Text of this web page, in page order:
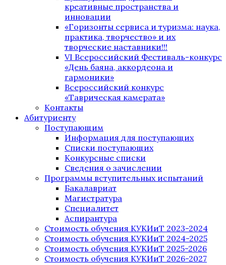
креативные пространства и
инновации
«Горизонты сервиса и туризма: наука,
практика, творчество» и их
творческие наставники!!!
VI Всероссийский Фестиваль-конкурс
«День баяна, аккордеона и
гармоники»
Всероссийский конкурс
«Таврическая камерата»
Контакты
Абитуриенту
Поступающим
Информация для поступающих
Списки поступающих
Конкурсные списки
Сведения о зачислении
Программы вступительных испытаний
Бакалавриат
Магистратура
Специалитет
Аспирантура
Стоимость обучения КУКИиТ 2023-2024
Стоимость обучения КУКИиТ 2024-2025
Стоимость обучения КУКИиТ 2025-2026
Стоимость обучения КУКИиТ 2026-2027